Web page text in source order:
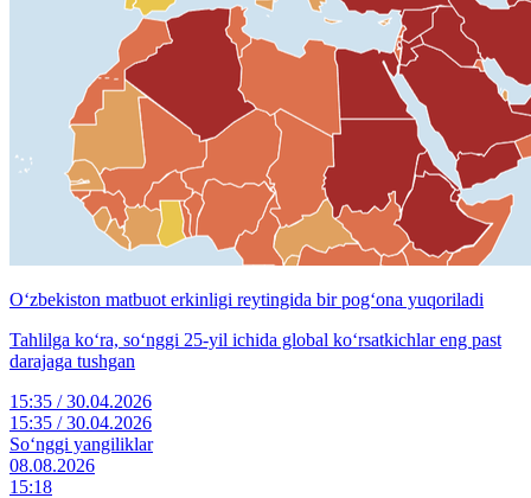
O‘zbekiston matbuot erkinligi reytingida bir pog‘ona yuqoriladi
Tahlilga ko‘ra, so‘nggi 25-yil ichida global ko‘rsatkichlar eng past
darajaga tushgan
15:35 / 30.04.2026
15:35 / 30.04.2026
So‘nggi yangiliklar
08.08.2026
15:18